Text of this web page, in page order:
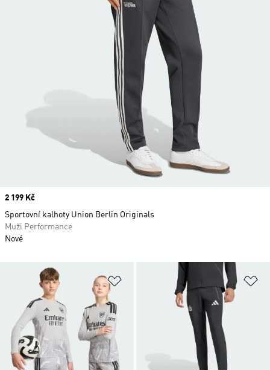
Přidat do seznamu přání
Price
2 199 Kč
Sportovní kalhoty Union Berlin Originals
Muži Performance
Nové